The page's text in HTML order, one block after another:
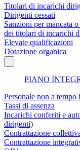
Titolari di incarichi
Dirigenti cessati
Sanzioni per mancata
dei titolari di incarichi
Elevate qualificazioni
Dotazione organica
PIANO
Personale non a tempo
Tassi di assenza
Incarichi conferiti e
dirigenti)
Contrattazione
Contrattazione